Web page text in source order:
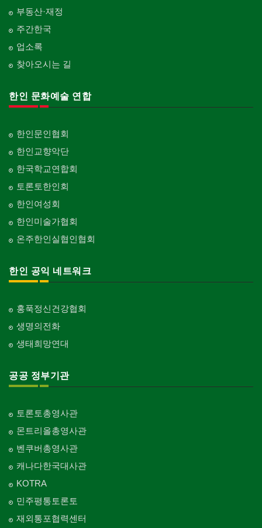
부동산·재정
주간한국
업소록
찾아오시는 길
한인 문화예술 연합
한인문인협회
한인교향악단
한국학교연합회
토론토한인회
한인여성회
한인미술가협회
온주한인실협인협회
한인 공익 네트워크
홍푹정신건강협회
생명의전화
생태희망연대
공공 정부기관
토론토총영사관
몬트리올총영사관
벤쿠버총영사관
캐나다한국대사관
KOTRA
민주평통토론토
재외통포협력센터